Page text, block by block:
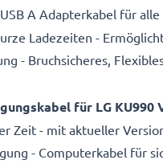
A Adapterkabel für
Ladezeiten -
- Bruchsicheres,
für LG KU990
Zeit - mit aktueller
- Computerkabel für